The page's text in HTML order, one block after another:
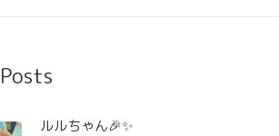
ルルちゃん🎉✨